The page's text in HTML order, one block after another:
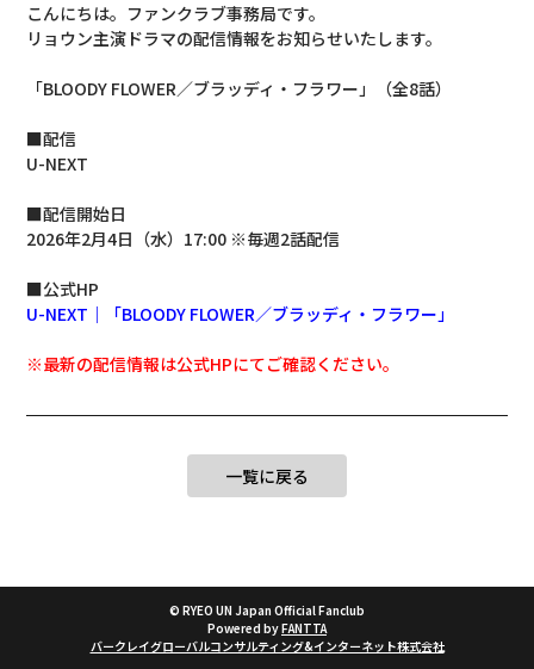
こんにちは。ファンクラブ事務局です。
リョウン主演ドラマの配信情報をお知らせいたします。
「BLOODY FLOWER／ブラッディ・フラワー」（全8話）
■配信
U-NEXT
■配信開始日
2026年2月4日（水）17:00 ※毎週2話配信
■公式HP
U-NEXT｜「BLOODY FLOWER／ブラッディ・フラワー」
※最新の配信情報は公式HPにてご確認ください。
一覧に戻る
© RYEO UN Japan Official Fanclub
Powered byFANTTA
バークレイグローバルコンサルティング&インターネット株式会社